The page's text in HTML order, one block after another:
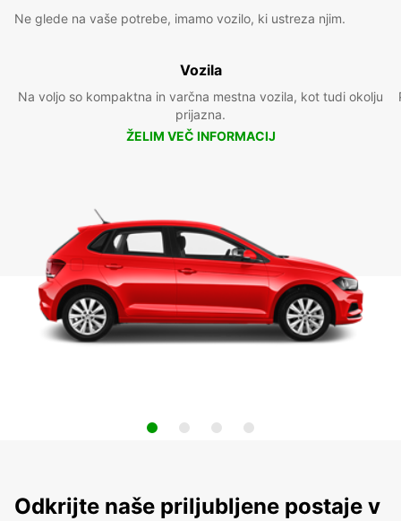
Ne glede na vaše potrebe, imamo vozilo, ki ustreza njim.
Vozila
Na voljo so kompaktna in varčna mestna vozila, kot tudi okolju
prijazna.
ŽELIM VEČ INFORMACIJ
Odkrijte naše priljubljene postaje v